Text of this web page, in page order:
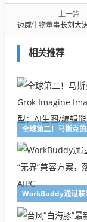
上一篇
迈威生物董事长刘大涛被立案调查，科技
相关推荐